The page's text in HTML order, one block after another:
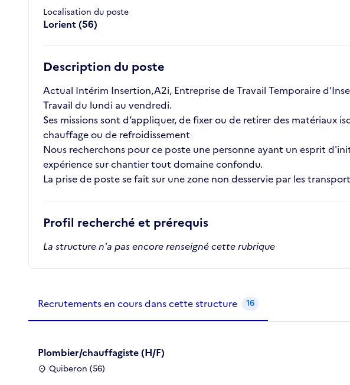
Localisation du poste
Lorient (56)
Description du poste
Actual Intérim Insertion,A2i, Entreprise de Travail Temporaire
Travail du lundi au vendredi.
Ses missions sont d’appliquer, de fixer ou de retirer des matériaux
chauffage ou de refroidissement
Nous recherchons pour ce poste une personne ayant un esprit
expérience sur chantier tout domaine confondu.
La prise de poste se fait sur une zone non desservie par les
Profil recherché et prérequis
La structure n'a pas encore renseigné cette rubrique
Recrutements de la structure
Recrutements en cours dans cette structure 16
Plombier/chauffagiste (H/F)
Quiberon (56)